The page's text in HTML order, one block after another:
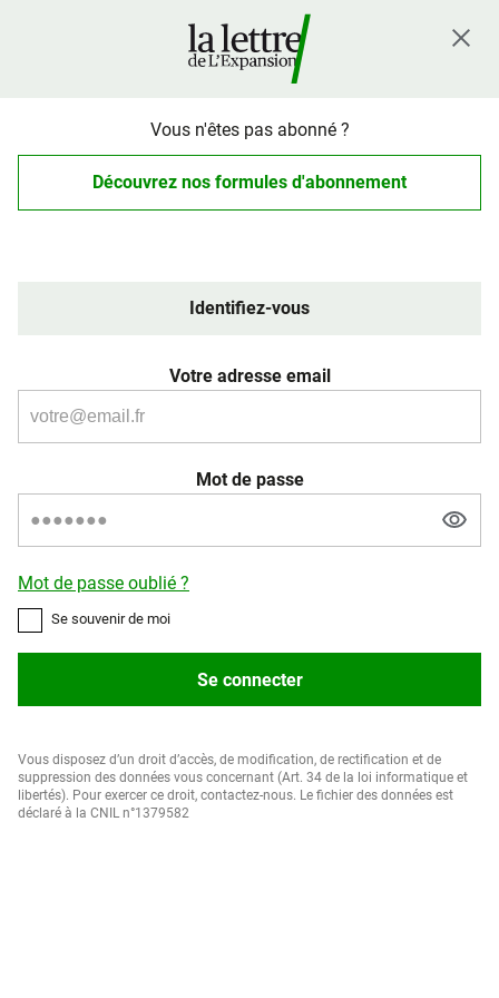
Vous n'êtes pas abonné ?
Découvrez nos formules d'abonnement
Identifiez-vous
Votre adresse email
Mot de passe
Mot de passe oublié ?
Se souvenir de moi
Se connecter
Vous disposez d’un droit d’accès, de modification, de rectification et de
suppression des données vous concernant (Art. 34 de la loi informatique et
libertés). Pour exercer ce droit, contactez-nous. Le fichier des données est
déclaré à la CNIL n°1379582